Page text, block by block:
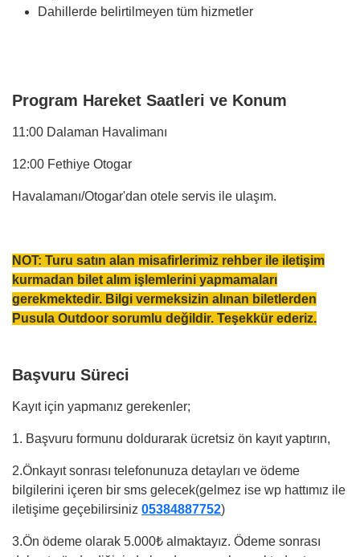
Dahillerde belirtilmeyen tüm hizmetler
Program Hareket Saatleri ve Konum
11:00 Dalaman Havalimanı
12:00 Fethiye Otogar
Havalamanı/Otogar'dan otele servis ile ulaşım.
NOT: Turu satın alan misafirlerimiz rehber ile iletişim
kurmadan bilet alım işlemlerini yapmamaları
gerekmektedir. Bilgi vermeksizin alınan biletlerden
Pusula Outdoor sorumlu değildir. Teşekkür ederiz.
Başvuru Süreci
Kayıt için yapmanız gerekenler;
1. Başvuru formunu doldurarak ücretsiz ön kayıt yaptırın,
2.Önkayıt sonrası telefonunuza detayları ve ödeme
bilgilerini içeren bir sms gelecek(gelmez ise wp hattımız ile
iletişime geçebilirsiniz 05384887752)
3.⁠Ön ödeme olarak 5.000₺ almaktayız. Ödeme sonrası